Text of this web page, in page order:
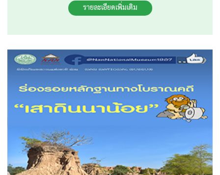
รายละเอียดเพิ่มเติม